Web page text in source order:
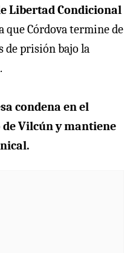
Libertad Condicional
que Córdova termine de
de prisión bajo la
condena en el
de Vilcún y mantiene